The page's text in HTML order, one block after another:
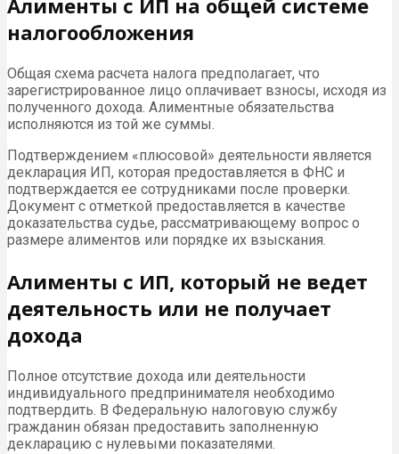
Алименты с ИП на общей системе
налогообложения
Общая схема расчета налога предполагает, что
зарегистрированное лицо оплачивает взносы, исходя из
полученного дохода. Алиментные обязательства
исполняются из той же суммы.
Подтверждением «плюсовой» деятельности является
декларация ИП, которая предоставляется в ФНС и
подтверждается ее сотрудниками после проверки.
Документ с отметкой предоставляется в качестве
доказательства судье, рассматривающему вопрос о
размере алиментов или порядке их взыскания.
Алименты с ИП, который не ведет
деятельность или не получает
дохода
Полное отсутствие дохода или деятельности
индивидуального предпринимателя необходимо
подтвердить. В Федеральную налоговую службу
гражданин обязан предоставить заполненную
декларацию с нулевыми показателями.